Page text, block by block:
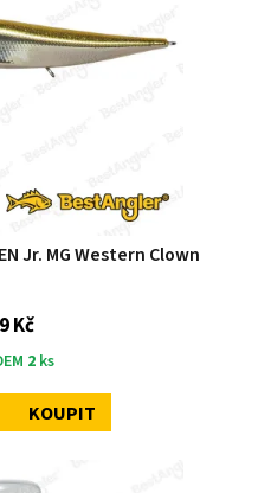
Jr. MG Western Clown
Kč
2 ks
KOUPIT